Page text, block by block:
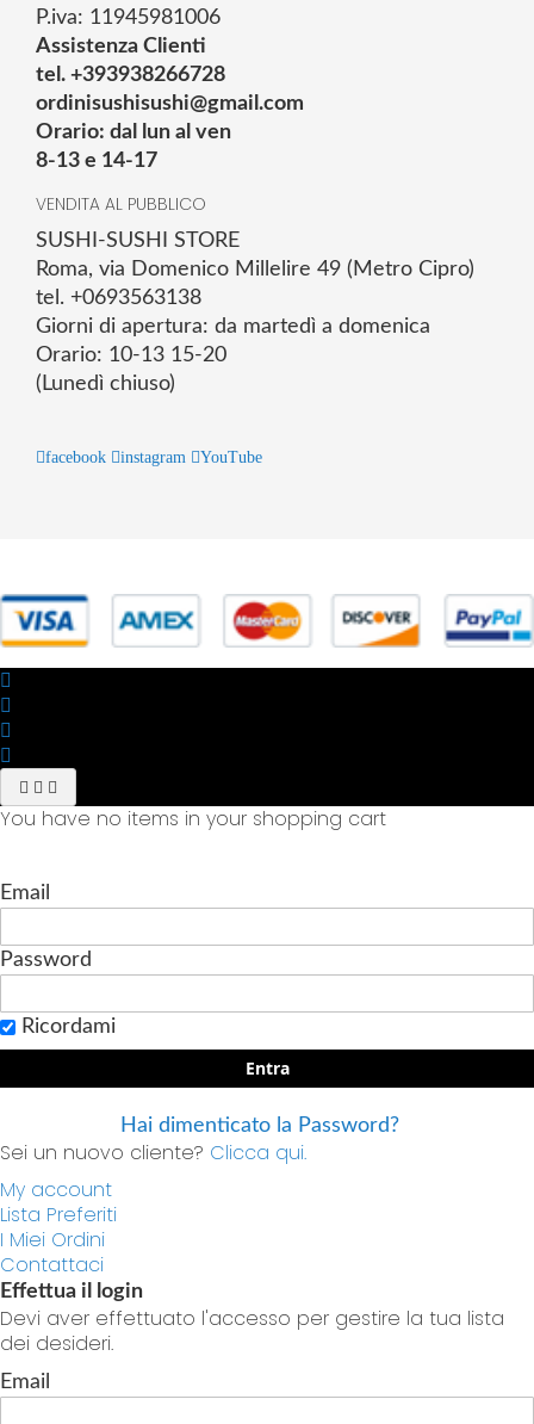
P.iva: 11945981006
Assistenza Clienti
tel. +393938266728
ordinisushisushi@gmail.com
Orario: dal lun al ven
8-13 e 14-17
VENDITA AL PUBBLICO
SUSHI-SUSHI STORE
Roma, via Domenico Millelire 49 (Metro Cipro)
tel. +0693563138
Giorni di apertura: da martedì a domenica
Orario: 10-13 15-20
(Lunedì chiuso)
facebook instagram YouTube
You have no items in your shopping cart
Email
Password
Ricordami
Entra
Hai dimenticato la Password?
Sei un nuovo cliente? Clicca qui.
My account
Lista Preferiti
I Miei Ordini
Contattaci
Effettua il login
Devi aver effettuato l'accesso per gestire la tua lista
dei desideri.
Email